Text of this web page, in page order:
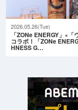
2026.05.26(Tue)
「ZONe ENERGY」×「
コラボ！「ZONe
HNESS G…